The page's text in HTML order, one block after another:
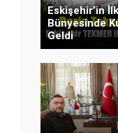
Eskişehir’in
Bünyesinde
Geldi